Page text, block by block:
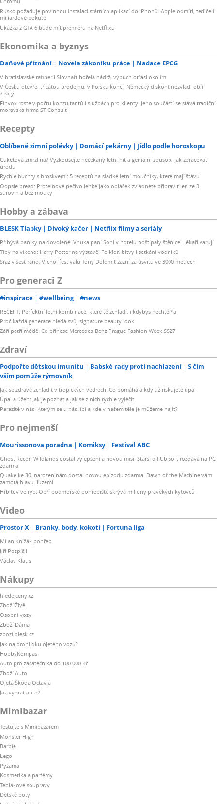
Rusko požaduje povinnou instalaci státních aplikací do iPhonů. Apple odmítl, teď čelí
miliardové pokutě
Ukázka z GTA 6 bude mít premiéru na Netflixu
Ekonomika a byznys
Daňové přiznání Novela zákoníku práce Nadace EPCG
V bratislavské rafinerii Slovnaft hořela nádrž, výbuch otřásl okolím
V Česku otevřel třicátou prodejnu, v Polsku končí. Německý diskont nezvládl obří
ztráty
Finvox roste v počtu konzultantů i službách pro klienty. Jeho součástí se stává tradiční
moravská firma ST Consult
Recepty
Oblíbené zimní polévky Domácí pekárny Jídlo podle horoskopu
Cuketová zmrzlina? Vyzkoušejte nečekaný letní hit a geniální způsob, jak zpracovat
úrodu
Rychlé buchty s broskvemi: 5 receptů na sladké letní moučníky, které mají šťávu
Oopsie bread: Proteinové pečivo lehké jako obláček zvládnete připravit jen ze 3
surovin a bez mouky
Hobby a zábava
BLESK Tlapky Divoký kačer Netflix filmy a seriály
Přibývá paniky na dovolené: Vnuka paní Soni v hotelu poštípaly štěnice! Lékaři varují
Tipy na víkend: Harry Potter na výstavě! Folklor, bitvy i setkání vodníků
Sraz v šest ráno. Vrchol festivalu Tóny Dolomit zazní za úsvitu ve 3000 metrech
Pro generaci Z
#inspirace #wellbeing #news
RECEPT: Perfektní letní kombinace, které tě zchladí, i kdybys nechtěl*a
Proč každá generace hledá svůj signature beauty look
Září patří módě: Co přinese Mercedes-Benz Prague Fashion Week SS27
Zdraví
Podpořte dětskou imunitu Babské rady proti nachlazení
S čím
vším pomůže rýmovník
Jak se zdravě zchladit v tropických vedrech: Co pomáhá a kdy už riskujete úpal
Úpal a úžeh: Jak je poznat a jak se z nich rychle vyléčit
Parazité v nás: Kterým se u nás líbí a kde v našem těle je můžeme najít?
Pro nejmenší
Mourissonova poradna Komiksy Festival ABC
Ghost Recon Wildlands dostal vylepšení a novou misi. Starší díl Ubisoft rozdává na PC
zdarma
Quake ke 30. narozeninám dostal novou epizodu zdarma. Dawn of the Machine vám
zamotá hlavu iluzemi
Hřbitov velryb: Obří podmořské pohřebiště skrývá miliony pravěkých kytovců
Video
Prostor X Branky, body, kokoti Fortuna liga
Milan Knížák pohřeb
Jiří Pospíšil
Václav Klaus
Nákupy
hledejceny.cz
Zboží Živě
Osobní vozy
Zboží Dáma
zbozi.blesk.cz
Jak na prohlídku ojetého vozu?
HobbyKompas
Auto pro začátečníka do 100 000 Kč
Zboží Auto
Ojetá Škoda Octavia
Jak vybrat auto?
Mimibazar
Testujte s Mimibazarem
Monster High
Barbie
Lego
Pyžama
Kosmetika a parfémy
Teplákové soupravy
Dětské boty